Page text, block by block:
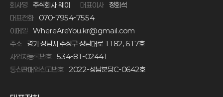
회사명 주식회사 웨이 대표이사 정회석
대표전화
070-7954-7554
이메일
WhereAreYou.kr@gmail.com
주소
경기 성남시 수정구 성남대로 1182, 617호
사업자등록번호 534-81-02441
통신판매업신고번호 2022-성남분당C-0642호